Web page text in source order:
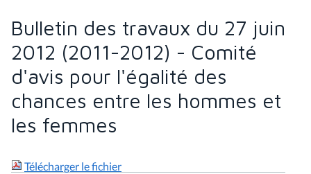
Bulletin des travaux du 27 juin
2012 (2011-2012) - Comité
d'avis pour l'égalité des
chances entre les hommes et
les femmes
Télécharger le fichier